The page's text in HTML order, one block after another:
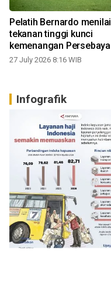
Pelatih Bernardo menilai
tekanan tinggi kunci
kemenangan Persebaya
27 July 2026 8:16 WIB
Infografik